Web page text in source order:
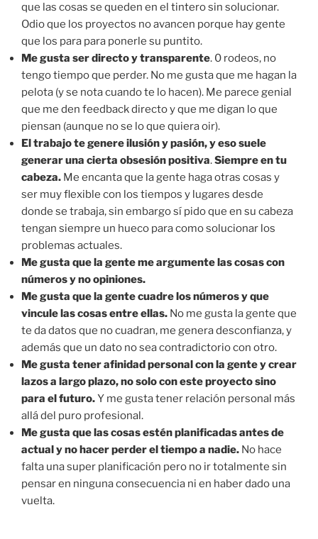
que las cosas se queden en el tintero sin solucionar.
Odio que los proyectos no avancen porque hay gente
que los para para ponerle su puntito.
Me gusta ser directo y transparente. 0 rodeos, no
tengo tiempo que perder. No me gusta que me hagan la
pelota (y se nota cuando te lo hacen). Me parece genial
que me den feedback directo y que me digan lo que
piensan (aunque no se lo que quiera oir).
El trabajo te genere ilusión y pasión, y eso suele
generar una cierta obsesión positiva.Siempre en tu
cabeza. Me encanta que la gente haga otras cosas y
ser muy flexible con los tiempos y lugares desde
donde se trabaja, sin embargo sí pido que en su cabeza
tengan siempre un hueco para como solucionar los
problemas actuales.
Me gusta que la gente me argumente las cosas con
números y no opiniones.
Me gusta que la gente cuadre los números y que
vincule las cosas entre ellas. No me gusta la gente que
te da datos que no cuadran, me genera desconfianza, y
además que un dato no sea contradictorio con otro.
Me gusta tener afinidad personal con la gente y crear
lazos a largo plazo, no solo con este proyecto sino
para el futuro.Y me gusta tener relación personal más
allá del puro profesional.
Me gusta que las cosas estén planificadas antes de
actual y no hacer perder el tiempo a nadie. No hace
falta una super planificación pero no ir totalmente sin
pensar en ninguna consecuencia ni en haber dado una
vuelta.